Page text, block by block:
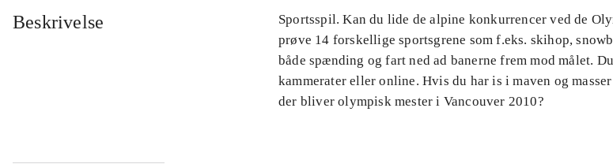
Beskrivelse
Sportsspil. Kan du lide de alpine konkurrencer ved de
prøve 14 forskellige sportsgrene som f.eks. skihop,
både spænding og fart ned ad banerne frem mod målet.
kammerater eller online. Hvis du har is i maven og
der bliver olympisk mester i Vancouver 2010?